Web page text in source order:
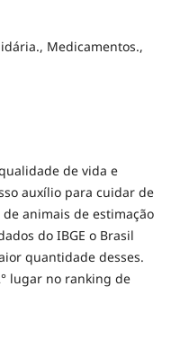
Medicamentos.,
de vida e
auxílio para cuidar de
animais de estimação
do IBGE o Brasil
quantidade desses.
lugar no ranking de